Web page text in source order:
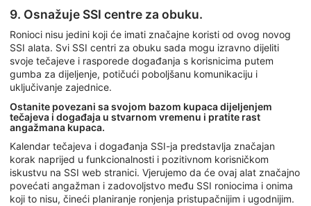
9. Osnažuje SSI centre za obuku.
Ronioci nisu jedini koji će imati značajne koristi od ovog novog
SSI alata. Svi SSI centri za obuku sada mogu izravno dijeliti
svoje tečajeve i rasporede događanja s korisnicima putem
gumba za dijeljenje, potičući poboljšanu komunikaciju i
uključivanje zajednice.
Ostanite povezani sa svojom bazom kupaca dijeljenjem
tečajeva i događaja u stvarnom vremenu i pratite rast
angažmana kupaca.
Kalendar tečajeva i događanja SSI-ja predstavlja značajan
korak naprijed u funkcionalnosti i pozitivnom korisničkom
iskustvu na SSI web stranici. Vjerujemo da će ovaj alat značajno
povećati angažman i zadovoljstvo među SSI roniocima i onima
koji to nisu, čineći planiranje ronjenja pristupačnijim i ugodnijim.